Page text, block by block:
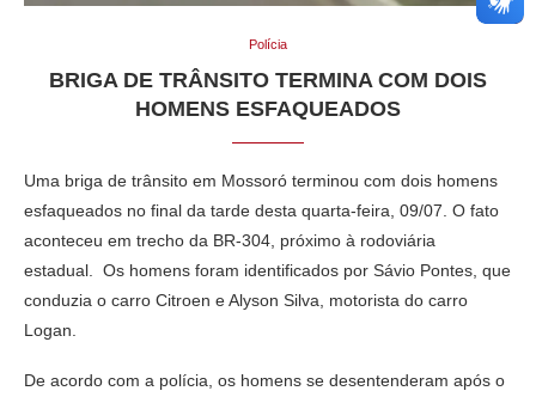
Polícia
BRIGA DE TRÂNSITO TERMINA COM DOIS
HOMENS ESFAQUEADOS
Uma briga de trânsito em Mossoró terminou com dois homens
esfaqueados no final da tarde desta quarta-feira, 09/07. O fato
aconteceu em trecho da BR-304, próximo à rodoviária
estadual. Os homens foram identificados por Sávio Pontes, que
conduzia o carro Citroen e Alyson Silva, motorista do carro
Logan.
De acordo com a polícia, os homens se desentenderam após o